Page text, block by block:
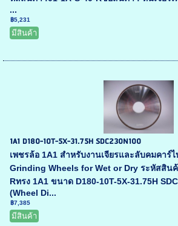
...
฿5,231
มีสินค้า
1A1 D180-10T-5X-31.75H SDC230N100
เพชรล้อ 1A1 สำหรับงานเจียรและลับคมคาร์
Grinding Wheels for Wet or Dry ระหัสสิน
Rทรง 1A1 ขนาด D180-10T-5X-31.75H
(Wheel Di...
฿7,385
มีสินค้า